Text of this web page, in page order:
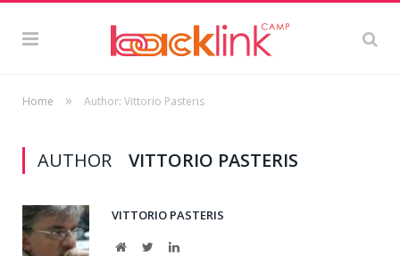
Home » Author: Vittorio Pasteris
AUTHOR VITTORIO PASTERIS
VITTORIO PASTERIS
WebsiteTwitterLinkedIn